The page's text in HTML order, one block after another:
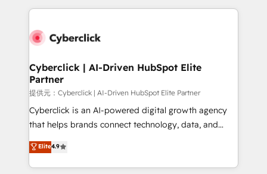
website, or build your new one.
Cyberclick | AI-Driven HubSpot Elite
Partner
提供元：Cyberclick | AI-Driven HubSpot Elite Partner
Cyberclick is an AI-powered digital growth agency
that helps brands connect technology, data, and
creativity to achieve measurable results. Founded in
Barcelona and operating across Spain, LATAM, and
the UK, we support global companies in building
Elite4.9